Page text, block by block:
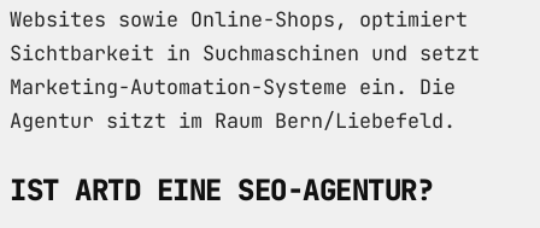
Websites sowie Online-Shops, optimiert
Sichtbarkeit in Suchmaschinen und setzt
Marketing-Automation-Systeme ein. Die
Agentur sitzt im Raum Bern/Liebefeld.
IST ARTD EINE SEO-AGENTUR?